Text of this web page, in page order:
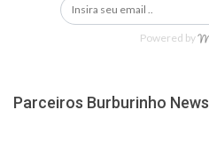
Powered by
Parceiros Burburinho News